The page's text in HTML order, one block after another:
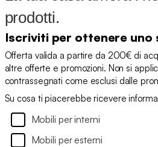
prodotti.
Iscriviti per ottenere uno
Offerta valida a partire da 200€ di
altre offerte e promozioni. Non si
contrassegnati come esclusi dalle
Su cosa ti piacerebbe ricevere
Mobili per interni
Mobili per esterni